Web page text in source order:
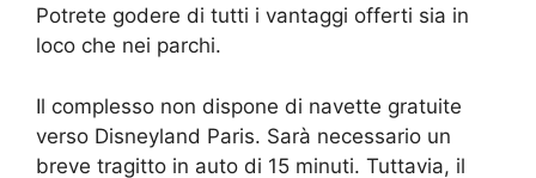
Potrete godere di tutti i vantaggi offerti sia in
loco che nei parchi.
Il complesso non dispone di navette gratuite
verso Disneyland Paris. Sarà necessario un
breve tragitto in auto di 15 minuti. Tuttavia, il